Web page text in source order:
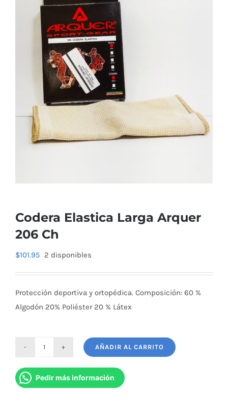
Codera Elastica Larga Arquer
206 Ch
$101.95 2 disponibles
Protección deportiva y ortopédica. Composición: 60 %
Algodón 20% Poliéster 20 % Látex
Elastica
Larga
AÑADIR AL CARRITO
Pedir más información